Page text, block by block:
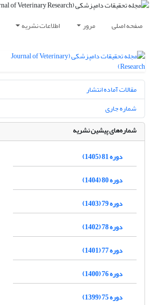
صفحه اصلی مرور اطلاعات نشریه
مقالات آماده انتشار
شماره جاری
شماره‌های پیشین نشریه
دوره 81 (1405)
دوره 80 (1404)
دوره 79 (1403)
دوره 78 (1402)
دوره 77 (1401)
دوره 76 (1400)
دوره 75 (1399)